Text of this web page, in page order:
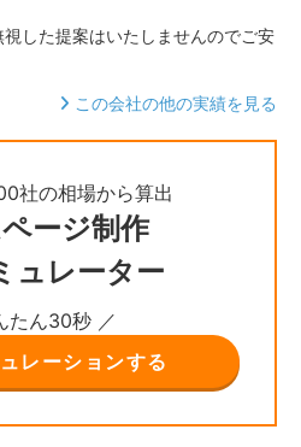
した提案はいたしませんのでご安
この会社の他の実績を見る
社の相場から算出
ージ制作
ュレーター
たん30秒 ／
レーションする